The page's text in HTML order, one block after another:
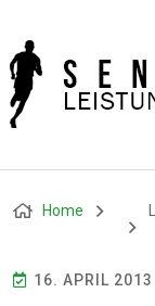
Home
16. APRIL 2013